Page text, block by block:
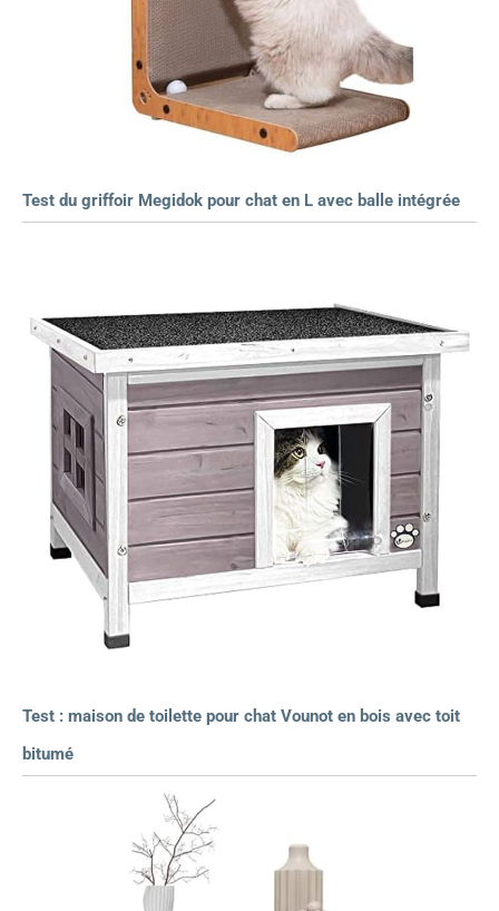
Test du griffoir Megidok pour chat en L avec balle intégrée
Test : maison de toilette pour chat Vounot en bois avec toit
bitumé